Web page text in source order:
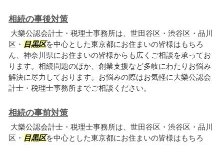
相続の事後対策
大樂公認会計士・税理士事務所は、世田谷区・渋谷区・品川
区・ 目黒区を中心とした東京都にお住まいの皆様はもちろ
ん、神奈川県にお住まいの皆様からも広くご相談を承ってお
ります。相続問題のほか、創業支援など多岐にわたりお悩み
解決に尽力しております。お悩みの際はお気軽に大樂公認会
計士・税理士事務所までご相談ください。
相続の事前対策
大樂公認会計士・税理士事務所は、世田谷区・渋谷区・品川
区・ 目黒区を中心とした東京都にお住まいの皆様はもちろ